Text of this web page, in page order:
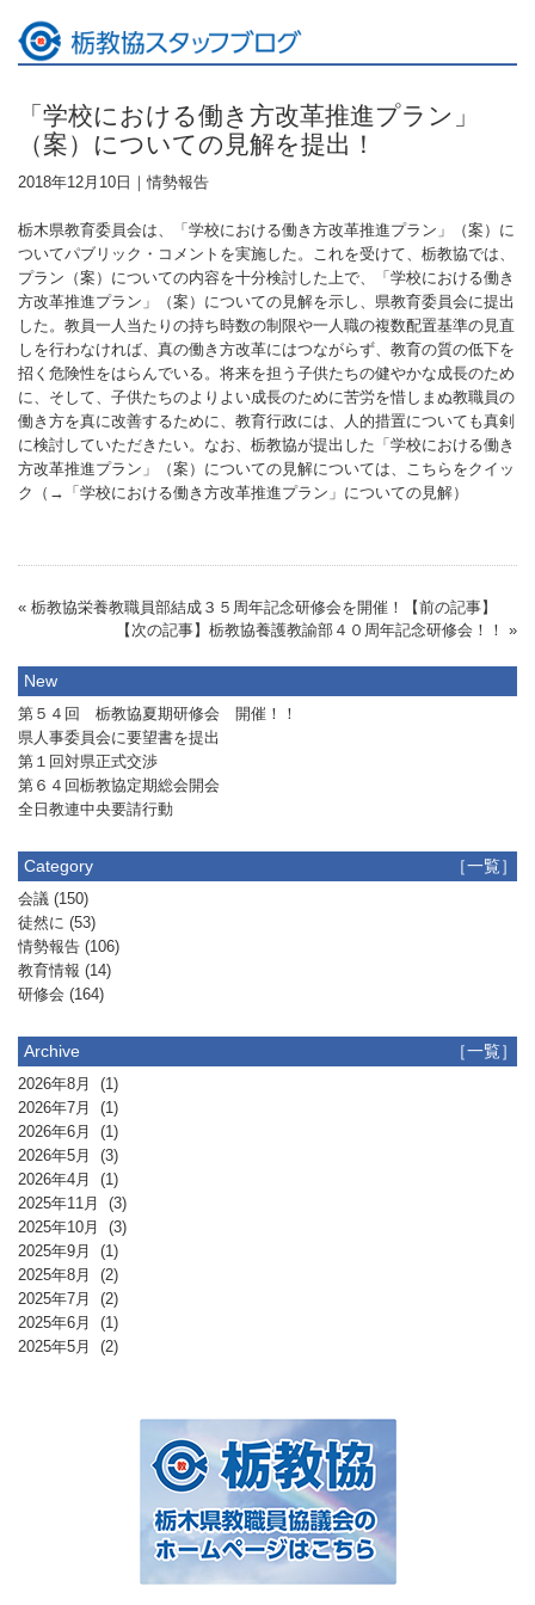
「学校における働き方改革推進プラン」
（案）についての見解を提出！
2018年12月10日｜情勢報告
栃木県教育委員会は、「学校における働き方改革推進プラン」（案）に
ついてパブリック・コメントを実施した。これを受けて、栃教協では、
プラン（案）についての内容を十分検討した上で、「学校における働き
方改革推進プラン」（案）についての見解を示し、県教育委員会に提出
した。教員一人当たりの持ち時数の制限や一人職の複数配置基準の見直
しを行わなければ、真の働き方改革にはつながらず、教育の質の低下を
招く危険性をはらんでいる。将来を担う子供たちの健やかな成長のため
に、そして、子供たちのよりよい成長のために苦労を惜しまぬ教職員の
働き方を真に改善するために、教育行政には、人的措置についても真剣
に検討していただきたい。なお、栃教協が提出した「学校における働き
方改革推進プラン」（案）についての見解については、こちらをクイッ
ク（→ 「学校における働き方改革推進プラン」についての見解）
« 栃教協栄養教職員部結成３５周年記念研修会を開催！【前の記事】
【次の記事】栃教協養護教諭部４０周年記念研修会！！ »
New
第５４回 栃教協夏期研修会 開催！！
県人事委員会に要望書を提出
第１回対県正式交渉
第６４回栃教協定期総会開会
全日教連中央要請行動
Category ［一覧］
会議 (150)
徒然に (53)
情勢報告 (106)
教育情報 (14)
研修会 (164)
Archive ［一覧］
2026年8月
(1)
2026年7月
(1)
2026年6月
(1)
2026年5月
(3)
2026年4月
(1)
2025年11月
(3)
2025年10月
(3)
2025年9月
(1)
2025年8月
(2)
2025年7月
(2)
2025年6月
(1)
2025年5月
(2)